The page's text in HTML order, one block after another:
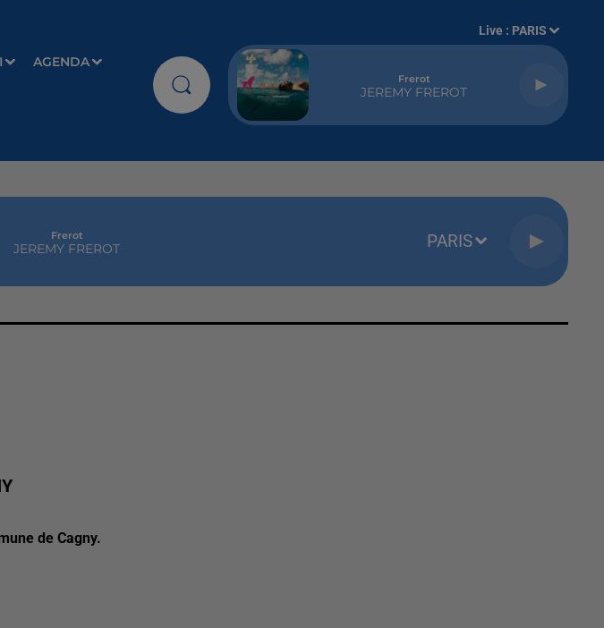
AGENDA
Live : PARIS
Frerot
JEREMY FREROT
Frerot
JEREMY FREROT PARIS
de Cagny.